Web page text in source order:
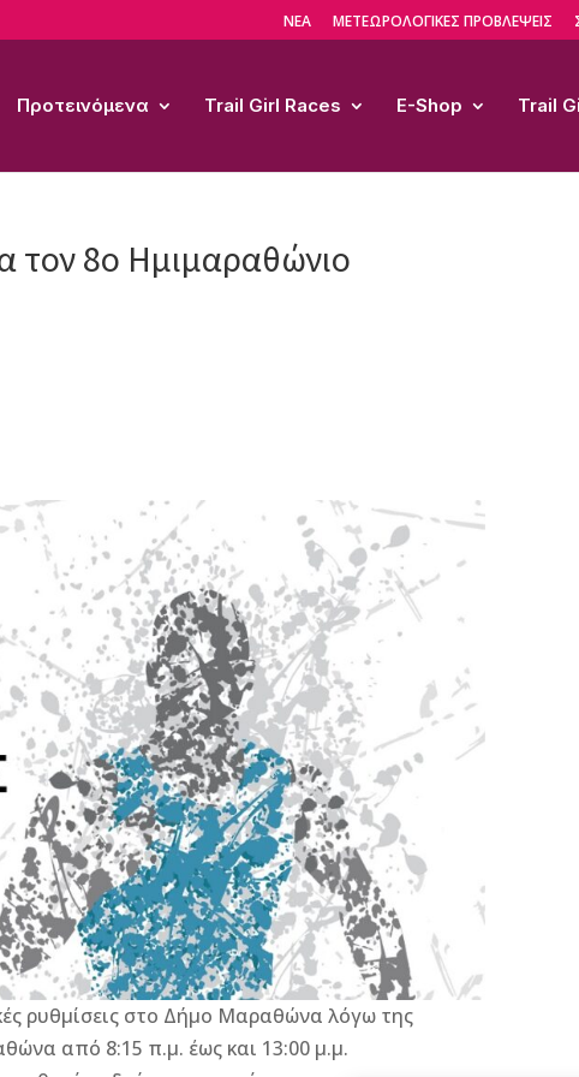
ΝΕΑ ΜΕΤΕΩΡΟΛΟΓΙΚΕΣ ΠΡΟΒΛΕΨΕΙΣ
Προτεινόμενα Trail Girl Races E-Shop Trail
τον 8ο Ημιμαραθώνιο
ρυθμίσεις στο Δήμο Μαραθώνα λόγω της
από 8:15 π.μ. έως και 13:00 μ.μ.